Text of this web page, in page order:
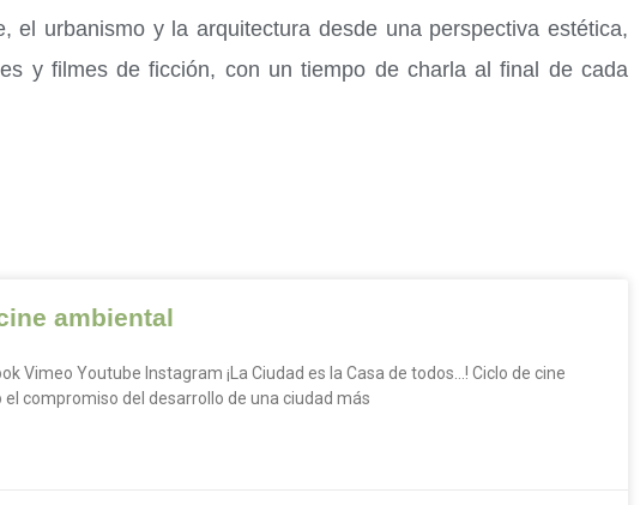
el urbanismo y la arquitectura desde una perspectiva estética,
y filmes de ficción, con un tiempo de charla al final de cada
ambiental
Vimeo Youtube Instagram ¡La Ciudad es la Casa de todos…! Ciclo de cine
el compromiso del desarrollo de una ciudad más